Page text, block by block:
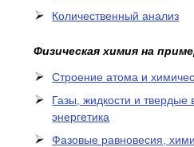
Количественный анализ
Физическая химия на
Cтроение атома и
Газы, жидкости и твердые
энергетика
Фазовые равновесия,